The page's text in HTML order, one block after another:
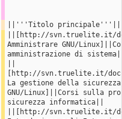
||'''Titolo
||[http://svn.truelite.it/
Amministrare GNU/
amministrazione di
[http://svn.truelite.it/
La gestione della sicurezza
GNU/Linux]||Corsi sulla
sicurezza informatica||
||[http://svn.truelite.it/